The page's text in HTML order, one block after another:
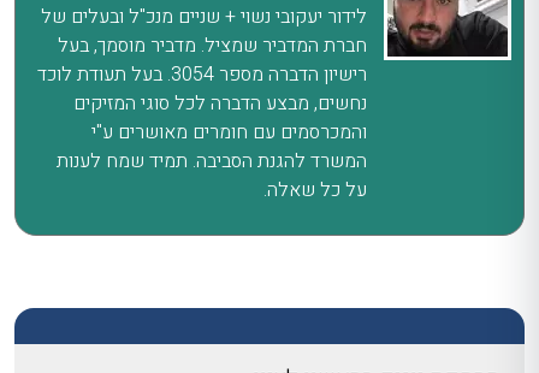
לידור יעקובי נשוי + שניים מנכ"ל ובעלים של
חברת המדביר שמציל. מדביר מוסמך, בעל
רישיון הדברה מספר 3054. בעל תעודת לוכד
נחשים, מבצע הדברה לכל סוגי המזיקים
והמכרסמים עם חומרים מאושרים ע"י
המשרד להגנת הסביבה. תמיד שמח לענות
על כל שאלה.